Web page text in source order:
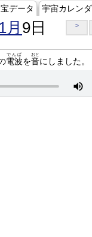
データ 宇宙カレン
月 9日 >
電波
でんぱ
を音
おと
にしました。